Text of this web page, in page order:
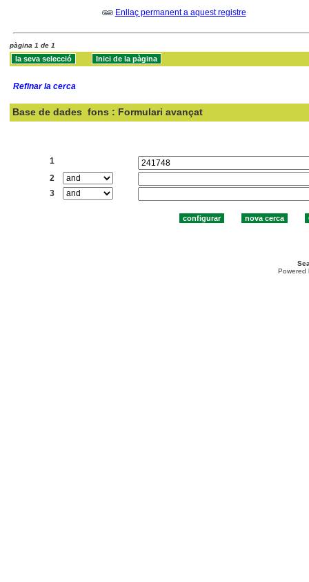
Enllaç permanent a aquest registre
pàgina 1 de 1
Refinar la cerca
Base de dades fons : Formulari avançat
1
2
3